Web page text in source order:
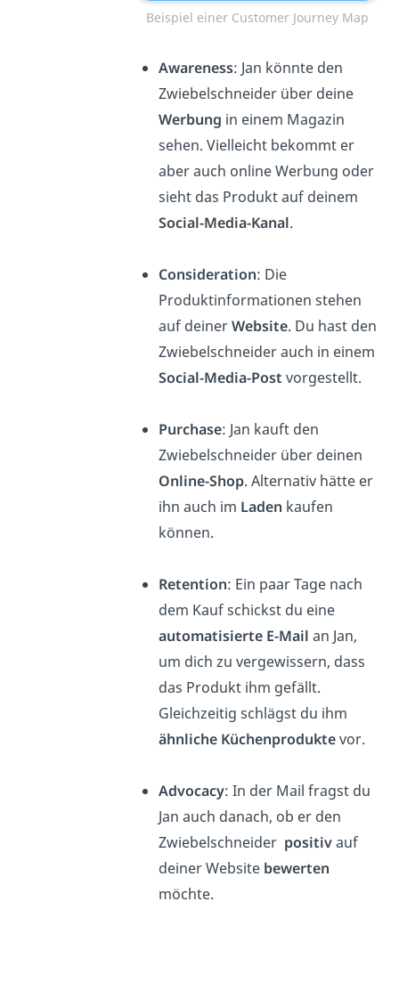
Beispiel einer Customer Journey Map
Awareness: Jan könnte den
Zwiebelschneider über deine
Werbung in einem Magazin
sehen. Vielleicht bekommt er
aber auch online Werbung oder
sieht das Produkt auf deinem
Social-Media-Kanal.
Consideration: Die
Produktinformationen stehen
auf deinerWebsite. Du hast den
Zwiebelschneider auch in einem
Social-Media-Post vorgestellt.
Purchase: Jan kauft den
Zwiebelschneider über deinen
Online-Shop. Alternativ hätte er
ihn auch im Laden kaufen
können.
Retention: Ein paar Tage nach
dem Kauf schickst du eine
automatisierte E-Mail an Jan,
um dich zu vergewissern, dass
das Produkt ihm gefällt.
Gleichzeitig schlägst du ihm
ähnliche Küchenproduktevor.
Advocacy: In der Mail fragst du
Jan auch danach, ob er den
Zwiebelschneider positivauf
deiner Website bewerten
möchte.